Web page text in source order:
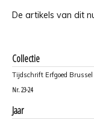
De artikels van dit
Collectie
Tijdschrift Erfgoed Brussel
Nr. 23-24
Jaar